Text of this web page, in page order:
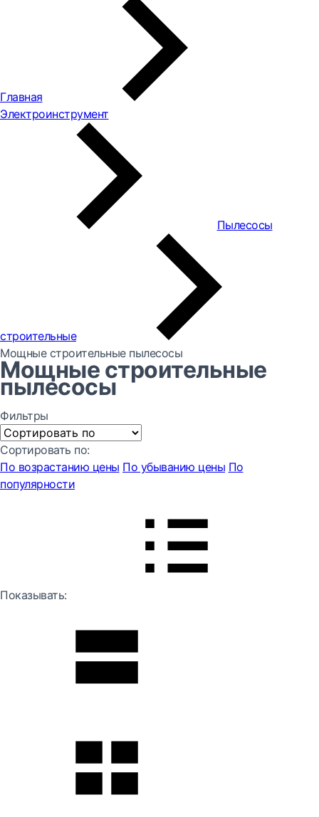
Главная
Электроинструмент
Пылесосы
строительные
Мощные строительные пылесосы
Мощные строительные
пылесосы
Фильтры
Сортировать по:
По возрастанию цены По убыванию цены По
популярности
Показывать: